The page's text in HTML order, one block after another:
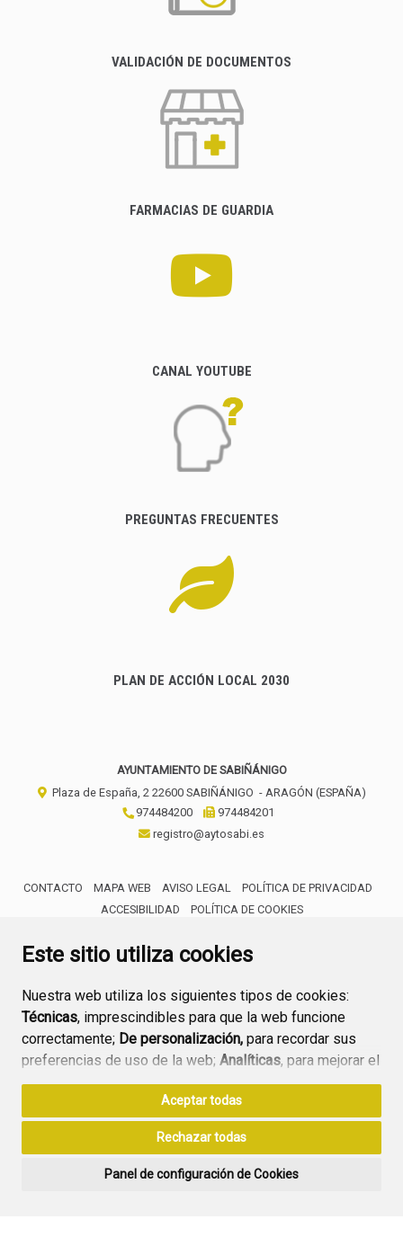
Este sitio utiliza cookies
Nuestra web utiliza los siguientes tipos de cookies:
Técnicas, imprescindibles para que la web funcione
correctamente; De personalización, para recordar sus
preferencias de uso de la web; Analíticas, para mejorar el
funcionamiento de la web y sus servicios.
Si acepta pulsando el botón“Aceptar todas”
consideramos que acepta su uso. Si pulsa el botón
ninguna acción, se guardarán las cookies técnicas
Aceptar todas
Rechazar todas
Panel de configuración de Cookies
VALIDACIÓN DE DOCUMENTOS
FARMACIAS DE GUARDIA
CANAL YOUTUBE
PREGUNTAS FRECUENTES
PLAN DE ACCIÓN LOCAL 2030
AYUNTAMIENTO DE SABIÑÁNIGO
Plaza de España, 2 22600 SABIÑÁNIGO - ARAGÓN (ESPAÑA)
974484200
974484201
registro@aytosabi.es
CONTACTO MAPA WEB AVISO LEGAL
POLÍTICA DE PRIVACIDAD
ACCESIBILIDAD
POLÍTICA DE COOKIES